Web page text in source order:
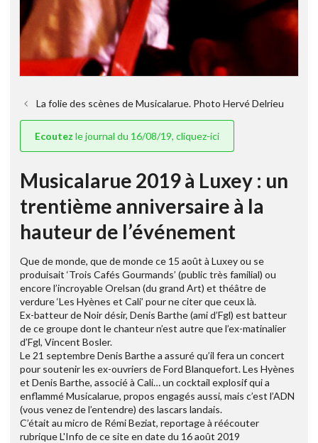
La folie des scènes de Musicalarue. Photo Hervé Delrieu
Ecoutez le journal du 16/08/19, cliquez-ici
Musicalarue 2019 à Luxey : un
trentième anniversaire à la
hauteur de l’événement
Que de monde, que de monde ce 15 août à Luxey ou se
produisait ‘Trois Cafés Gourmands’ (public très familial) ou
encore l’incroyable Orelsan (du grand Art) et théâtre de
verdure ‘Les Hyènes et Cali’ pour ne citer que ceux là.
Ex-batteur de Noir désir, Denis Barthe (ami d’Fgl) est batteur
de ce groupe dont le chanteur n’est autre que l’ex-matinalier
d’Fgl, Vincent Bosler.
Le 21 septembre Denis Barthe a assuré qu’il fera un concert
pour soutenir les ex-ouvriers de Ford Blanquefort. Les Hyènes
et Denis Barthe, associé à Cali… un cocktail explosif qui a
enflammé Musicalarue, propos engagés aussi, mais c’est l’ADN
(vous venez de l’entendre) des lascars landais.
C’était au micro de Rémi Beziat, reportage à réécouter
rubrique L'Info de ce site en date du 16 août 2019